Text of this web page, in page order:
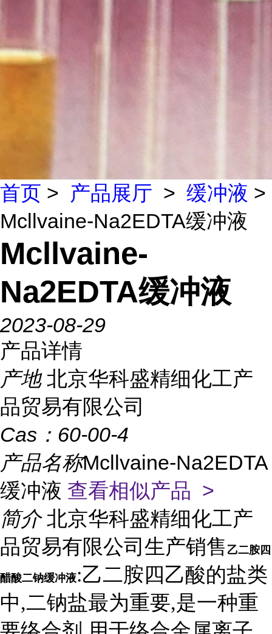
首页 > 产品展厅 > 缓冲液 >
Mcllvaine-Na2EDTA缓冲液
Mcllvaine-
Na2EDTA缓冲液
2023-08-29
产品详情
产地 北京华科盛精细化工产
品贸易有限公司
Cas： 60-00-4
产品名称Mcllvaine-Na2EDTA
缓冲液 查看相似产品 >
简介 北京华科盛精细化工产
品贸易有限公司生产销售 乙二胺四
醋酸二钠缓冲液:乙二胺四乙酸的盐类
中,二钠盐最为重要,是一种重